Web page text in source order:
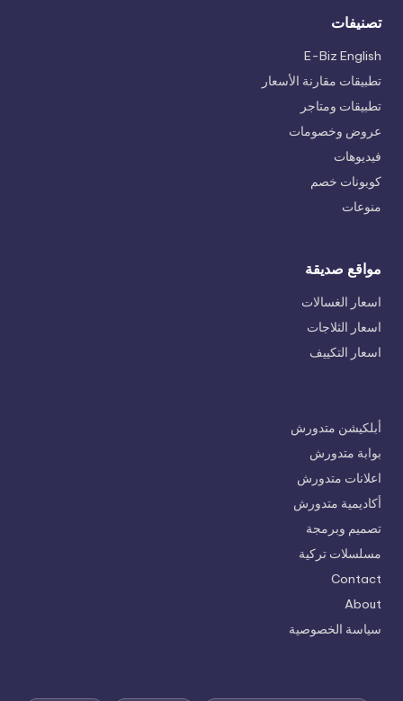
تصنيفات
E-Biz English
تطبيقات مقارنة الأسعار
تطبيقات ومتاجر
عروض وخصومات
فيديوهات
كوبونات خصم
منوعات
مواقع صديقة
اسعار الغسالات
اسعار الثلاجات
اسعار التكييف
أبلكيشن متدورش
بوابة متدورش
اعلانات متدورش
أكاديمية متدورش
تصميم وبرمجة
مسلسلات تركية
Contact
About
سياسة الخصوصية